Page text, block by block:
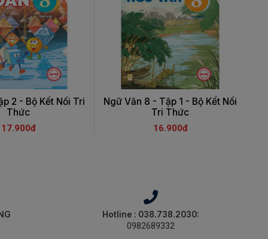
2 - Bộ Kết Nối Tri
Thức
17.900đ
Ngữ Văn 8 - Tập 1 - Bộ Kết Nối
Tri Thức
16.900đ
Hotline : 038.738.2030:
0982689332